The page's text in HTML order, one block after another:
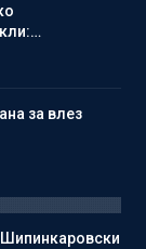
за влез